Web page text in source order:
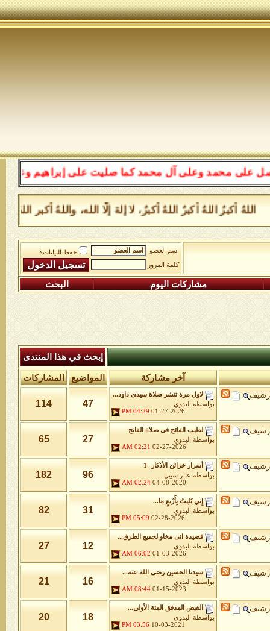
على محمد وعلى آل محمد كما صليت على إبراهيم وعلى آل
اللهُ أكبرُ اللهُ أكبرُ اللهُ أكبرُ، لا إلهَ إلَّا الله، واللهُ أكبر
اسم العضو
حفظ البيانات؟
كلمة المرور
مشاركات اليوم البحث
إبحث في هذا المنتدى
آخر مشاركة المواضيع المشاركات
لاول مرة تنشر صلاة سيدى داود...
بواسطة
البدوي
01-27-2026
04:29 PM
47
114
لطيب الفائح فى صلاة الفاتح
بواسطة
البدوي
02-27-2026
02:21 AM
27
65
أسرار خزائن اﻷذكار -1-
بواسطة عابر سبيل
04-08-2020
02:24 AM
96
182
إِني بُلِيتُ بِأَرْبعٍ مَا...
بواسطة
البدوي
02-28-2026
05:09 PM
31
82
قصيدة انى مخاو لجميع الطرق...
بواسطة
البدوي
01-03-2026
06:02 AM
12
27
سيدنا الحسين رضى الله عنه...
بواسطة
البدوي
01-15-2023
08:44 AM
16
21
الفيض المدفق المئة الأولى...
بواسطة
البدوي
10-03-2021
03:56 PM
18
20